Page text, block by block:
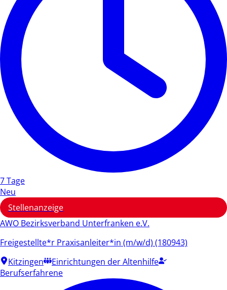
7 Tage
Neu
Stellenanzeige
AWO Bezirksverband Unterfranken e.V.
Freigestellte*r Praxisanleiter*in (m/w/d) (180943)
Kitzingen
Einrichtungen der Altenhilfe
Berufserfahrene